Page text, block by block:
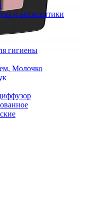
и антисептики
гигиены
Молочко